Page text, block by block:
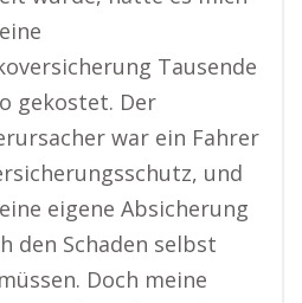
Tausende
gekostet. Der
war ein Fahrer
und
eigene Absicherung
den Schaden selbst
Doch meine